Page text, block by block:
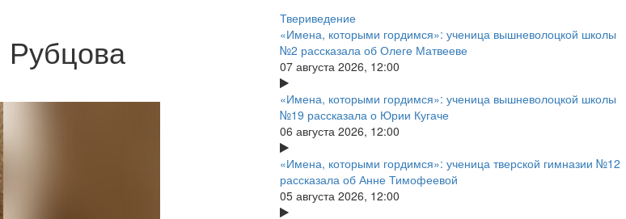
Рубцова
Твериведение
«Имена, которыми гордимся»: ученица вышневолоцкой школы
№2 рассказала об Олеге Матвееве
07 августа 2026, 12:00
«Имена, которыми гордимся»: ученица вышневолоцкой школы
№19 рассказала о Юрии Кугаче
06 августа 2026, 12:00
«Имена, которыми гордимся»: ученица тверской гимназии №12
рассказала об Анне Тимофеевой
05 августа 2026, 12:00